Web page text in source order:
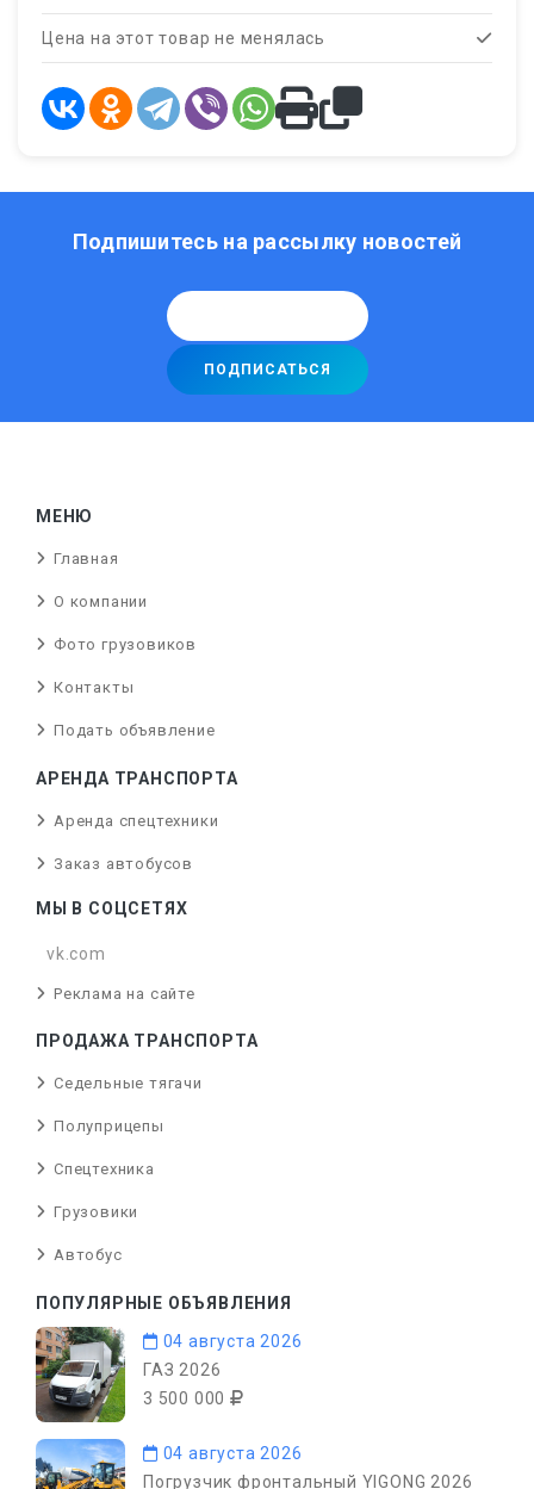
Цена на этот товар не менялась
Подпишитесь на рассылку новостей
МЕНЮ
Главная
О компании
Фото грузовиков
Контакты
Подать объявление
АРЕНДА ТРАНСПОРТА
Аренда спецтехники
Заказ автобусов
МЫ В СОЦСЕТЯХ
vk.com
Реклама на сайте
ПРОДАЖА ТРАНСПОРТА
Седельные тягачи
Полуприцепы
Спецтехника
Грузовики
Автобус
ПОПУЛЯРНЫЕ ОБЪЯВЛЕНИЯ
04 августа 2026
ГАЗ 2026
3 500 000
04 августа 2026
Погрузчик фронтальный YIGONG 2026